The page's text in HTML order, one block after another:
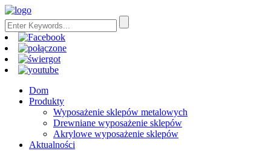
Dom
Produkty
Wyposażenie sklepów metalowych
Drewniane wyposażenie sklepów
Akrylowe wyposażenie sklepów
Aktualności